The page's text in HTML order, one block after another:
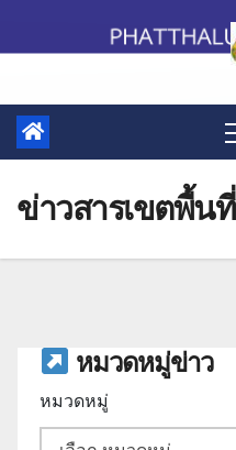
ข่าวสารเขตพื้นที่
หมวดหมู่ข่าว
หมวดหมู่